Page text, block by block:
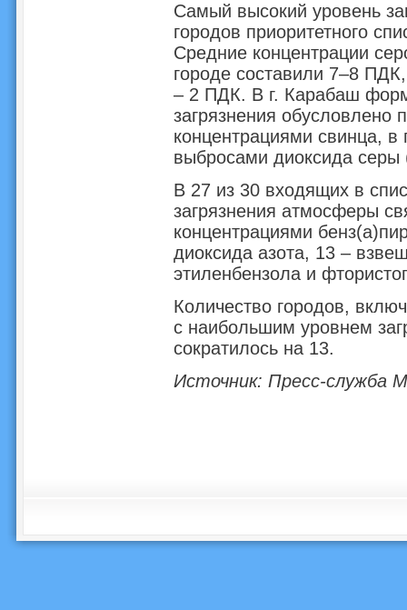
Самый высокий уровень
городов приоритетного
Средние концентрации
городе составили 7–8
– 2 ПДК. В г. Карабаш
загрязнения
концентрациями свинца, в
выбросами диоксида
В 27 из 30 входящих в
загрязнения атмосферы
концентрациями
диоксида азота, 13 –
этиленбензола и
Количество городов,
с наибольшим уровнем
сократилось на 13.
Источник: Пресс-служба